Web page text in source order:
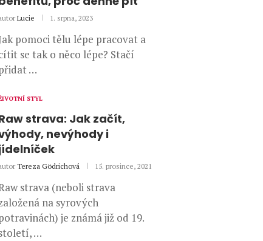
Lucie 1. srpna, 2023
pomoci tělu lépe pracovat a
se tak o něco lépe? Stačí
…
STYL
strava: Jak začít,
nevýhody i
Tereza Gödrichová 15. prosince, 2021
strava (neboli strava
na syrových
je známá již od 19.
…